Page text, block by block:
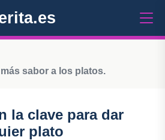
sabor a los platos.
la clave para dar
plato